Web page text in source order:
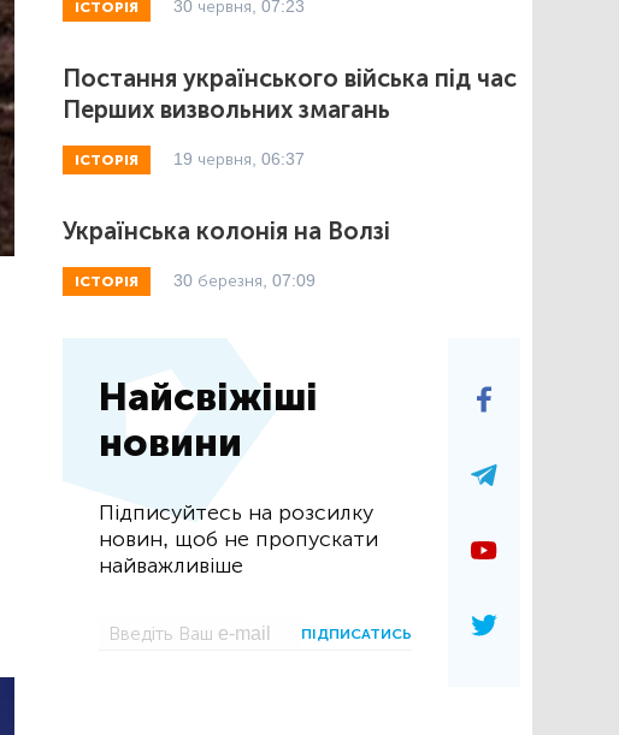
ІСТОРІЯ 30 червня, 07:23
Постання українського війська під час
Перших визвольних змагань
ІСТОРІЯ 19 червня, 06:37
Українська колонія на Волзі
ІСТОРІЯ 30 березня, 07:09
Найсвіжіші
новини
Підписуйтесь на розсилку
новин, щоб не пропускати
найважливіше
ПІДПИСАТИСЬ